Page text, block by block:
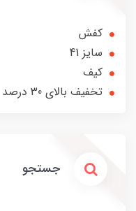
کفش
سایز 41
کیف
تخفیف بالای 30 درصد
جستجو